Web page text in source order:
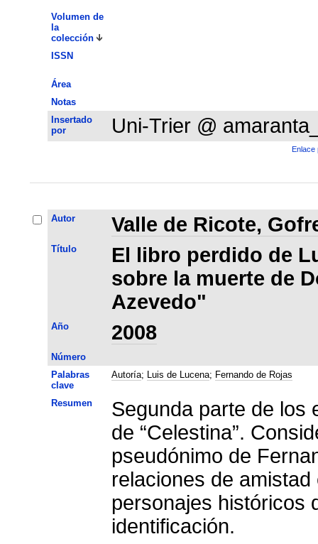
Volumen de
la
colección
ISSN
Área
Notas
Insertado
por
Uni-Trier @
Enlace
Autor Valle de Ricote,
Título
El libro perdido de
sobre la muerte de
Azevedo"
Año 2008
Número
Palabras
clave
Autoría; Luis de Lucena; Fernando de Rojas
Resumen
Segunda parte de los
de “Celestina”.
pseudónimo de
relaciones de
personajes históricos
identificación.